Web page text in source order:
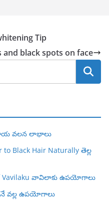
Tip
black spots on face
వలన లాభాలు
Black Hair Naturally తెల్ల
Vavilaku వావిలాకు ఉపయోగాలు
వల్ల ఉపయోగాలు